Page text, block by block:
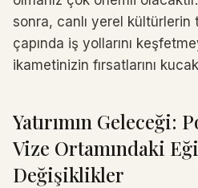
sonra, canlı yerel kültürlerin
çapında iş yollarını
ikametinizin fırsatlarını
Yatırımın Geleceği:
Vize Ortamındaki
Değişiklikler